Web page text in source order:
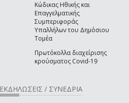
Κώδικας Ηθικής και
Επαγγελματικής
Συμπεριφοράς
Υπαλλήλων του Δημόσιου
Τομέα
Πρωτόκολλα διαχείρισης
κρούσματος Covid-19
ΕΚΔΗΛΩΣΕΙΣ / ΣΥΝΕΔΡΙΑ